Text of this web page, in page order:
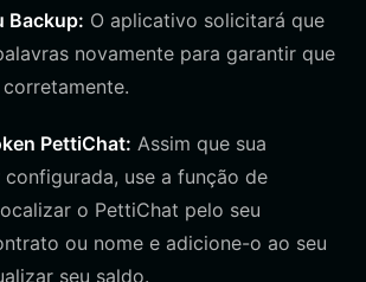
Backup: O aplicativo solicitará que
novamente para garantir que
PettiChat: Assim que sua
use a função de
o PettiChat pelo seu
ou nome e adicione-o ao seu
seu saldo.